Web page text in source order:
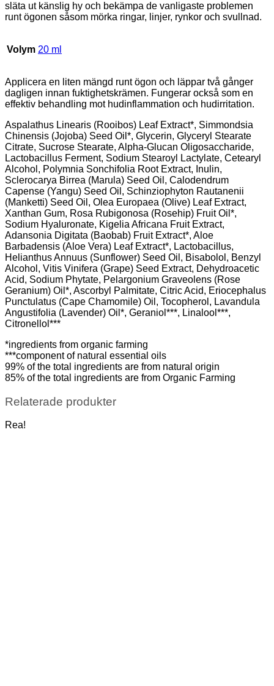
släta ut känslig hy och bekämpa de vanligaste problemen
runt ögonen såsom mörka ringar, linjer, rynkor och svullnad.
Volym 20 ml
Applicera en liten mängd runt ögon och läppar två gånger
dagligen innan fuktighetskrämen. Fungerar också som en
effektiv behandling mot hudinflammation och hudirritation.
Aspalathus Linearis (Rooibos) Leaf Extract*, Simmondsia
Chinensis (Jojoba) Seed Oil*, Glycerin, Glyceryl Stearate
Citrate, Sucrose Stearate, Alpha-Glucan Oligosaccharide,
Lactobacillus Ferment, Sodium Stearoyl Lactylate, Cetearyl
Alcohol, Polymnia Sonchifolia Root Extract, Inulin,
Sclerocarya Birrea (Marula) Seed Oil, Calodendrum
Capense (Yangu) Seed Oil, Schinziophyton Rautanenii
(Manketti) Seed Oil, Olea Europaea (Olive) Leaf Extract,
Xanthan Gum, Rosa Rubigonosa (Rosehip) Fruit Oil*,
Sodium Hyaluronate, Kigelia Africana Fruit Extract,
Adansonia Digitata (Baobab) Fruit Extract*, Aloe
Barbadensis (Aloe Vera) Leaf Extract*, Lactobacillus,
Helianthus Annuus (Sunflower) Seed Oil, Bisabolol, Benzyl
Alcohol, Vitis Vinifera (Grape) Seed Extract, Dehydroacetic
Acid, Sodium Phytate, Pelargonium Graveolens (Rose
Geranium) Oil*, Ascorbyl Palmitate, Citric Acid, Eriocephalus
Punctulatus (Cape Chamomile) Oil, Tocopherol, Lavandula
Angustifolia (Lavender) Oil*, Geraniol***, Linalool***,
Citronellol***
*ingredients from organic farming
***component of natural essential oils
99% of the total ingredients are from natural origin
85% of the total ingredients are from Organic Farming
Relaterade produkter
Rea!